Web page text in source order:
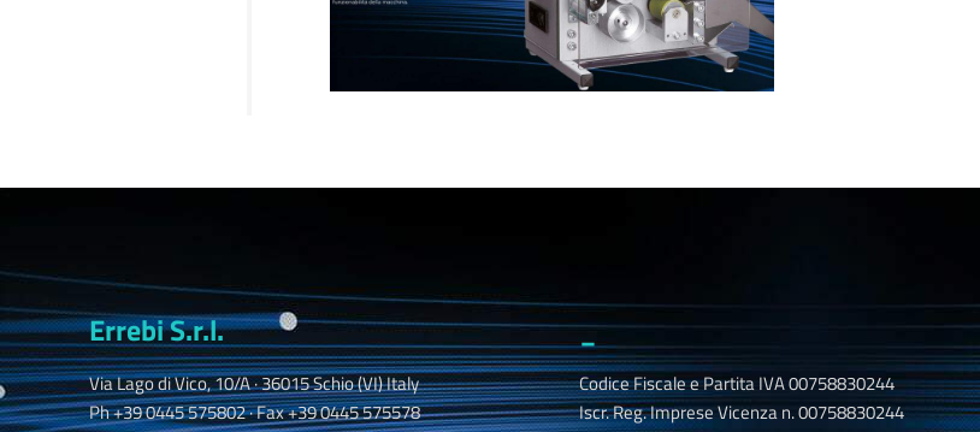
Errebi S.r.l.
Via Lago di Vico, 10/A · 36015 Schio (VI) Italy
Ph +39 0445 575802 · Fax +39 0445 575578
_
Codice Fiscale e Partita IVA 00758830244
Iscr. Reg. Imprese Vicenza n. 00758830244